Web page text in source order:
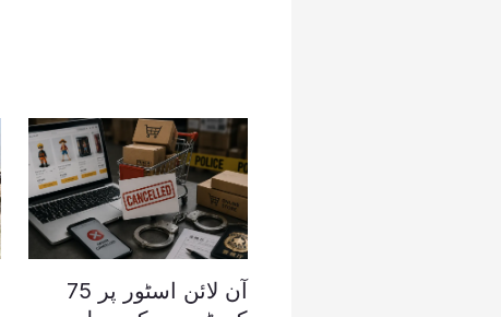
آن لائن اسٹور پر 75